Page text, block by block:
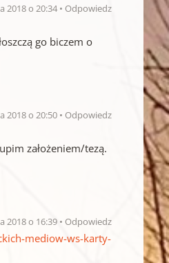
2018 o 20:34 Odpowiedz
go biczem o
2018 o 20:50 Odpowiedz
założeniem/tezą.
2018 o 16:39 Odpowiedz
mediow-ws-karty-